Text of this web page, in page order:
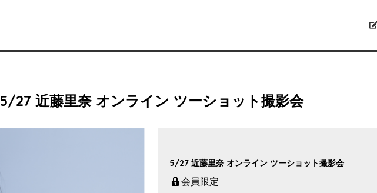
5/27 近藤里奈 オンライン ツーショット撮影会
5/27 近藤里奈 オンライン ツーショット撮影会
会員限定